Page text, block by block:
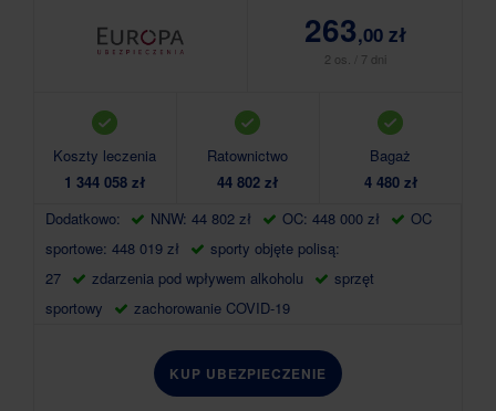
Koszty leczenia
1 344 058 zł
Ratownictwo
44 802 zł
Bagaż
4 480 zł
Dodatkowo:
NNW: 44 802 zł OC: 448 000 zł
OC
sportowe: 448 019 zł
sporty objęte polisą:
27
zdarzenia pod wpływem alkoholu
sprzęt
sportowy
zachorowanie COVID-19
263,00 zł
2 os. / 7 dni
KUP UBEZPIECZENIE